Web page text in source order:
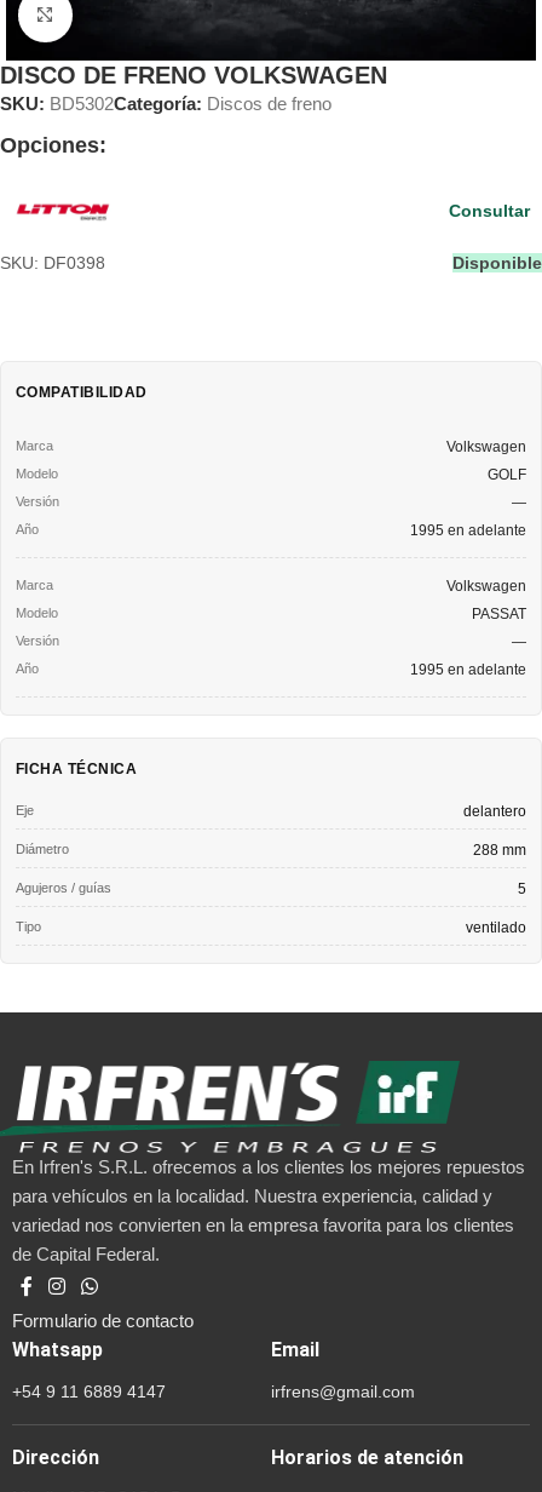
Clic para ampliar
DISCO DE FRENO VOLKSWAGEN
SKU: BD5302Categoría: Discos de freno
Opciones:
SKU: DF0398 Disponible
Consultar
COMPATIBILIDAD
Volkswagen
GOLF
—
1995 en adelante
Volkswagen
PASSAT
—
1995 en adelante
FICHA TÉCNICA
Eje delantero
Diámetro 288 mm
Agujeros / guías 5
Tipo ventilado
En Irfren's S.R.L. ofrecemos a los clientes los mejores repuestos
para vehículos en la localidad. Nuestra experiencia, calidad y
variedad nos convierten en la empresa favorita para los clientes
de Capital Federal.
Formulario de contacto
Whatsapp
+54 9 11 6889 4147
Email
irfrens@gmail.com
Dirección Horarios de atención